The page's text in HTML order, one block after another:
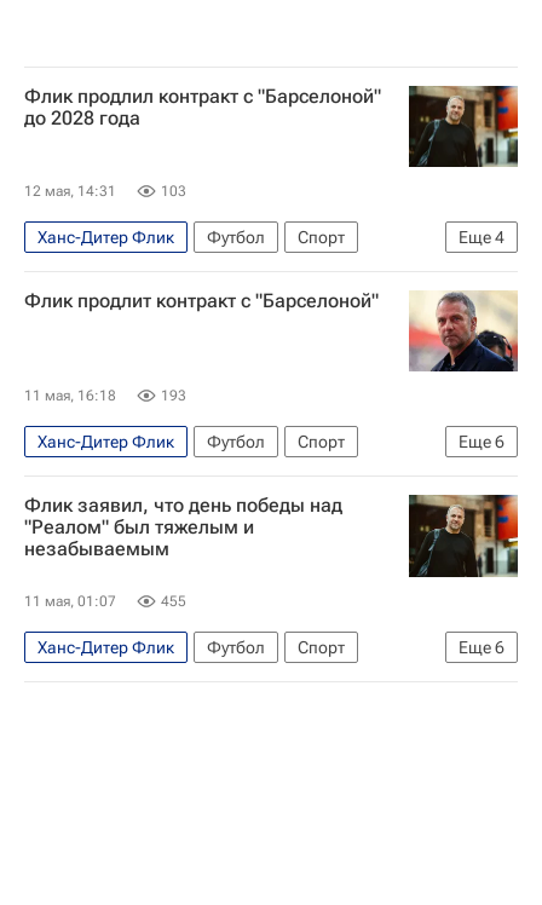
Флик продлил контракт с "Барселоной"
до 2028 года
12 мая, 14:31 103
Еще4
Ханс-Дитер Флик Футбол
Спорт
Барселона
Реал Мадрид
Бавария
Лига чемпионов УЕФА 2026-2027
Флик продлит контракт с "Барселоной"
11 мая, 16:18 193
Еще6
Ханс-Дитер Флик Футбол
Спорт
Испания
Германия
Барселона
Лига чемпионов УЕФА 2026-2027
Бавария
Реал Мадрид
Флик заявил, что день победы над
"Реалом" был тяжелым и
незабываемым
11 мая, 01:07 455
Еще6
Ханс-Дитер Флик Футбол
Спорт
Каталония
Испания
Педри